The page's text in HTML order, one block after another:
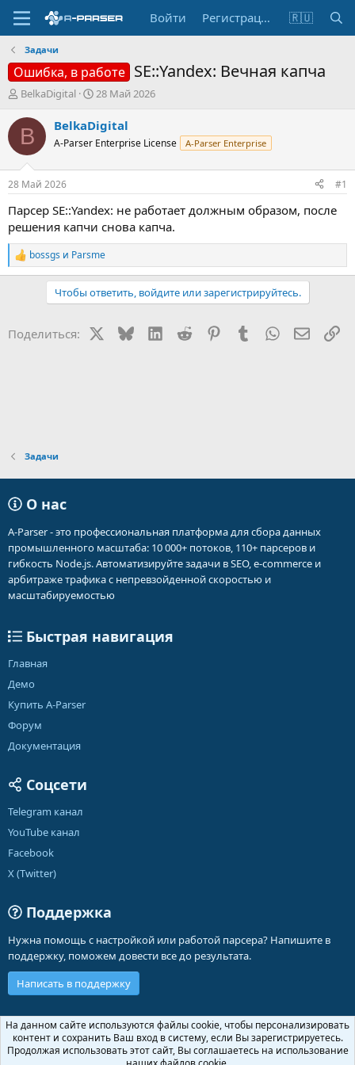
Войти Регистрация 🇷🇺
Задачи
Ошибка, в работе SE::Yandex: Вечная капча
А
т
о
т
е
м
ы
BelkaDigital
Д
т
н
а
л
28 Май 2026
B BelkaDigital
A-Parser Enterprise License A-Parser Enterprise
28 Май 2026 #1
Парсер SE::Yandex: не работает должным образом, после
решения капчи снова капча.
Р
е
и
bossgs и Parsme
Чтобы ответить, войдите или зарегистрируйтесь.
Поделиться: BlueskyLinkedIn
Reddit PinterestTumblr WhatsApp
Задачи
О нас
A-Parser - это профессиональная платформа для сбора данных
промышленного масштаба: 10 000+ потоков, 110+ парсеров и
гибкость Node.js. Автоматизируйте задачи в SEO, e-commerce и
арбитраже трафика с непревзойденной скоростью и
масштабируемостью
Быстрая навигация
Главная
Демо
Купить A-Parser
Форум
Документация
Соцсети
Telegram канал
YouTube канал
Facebook
X (Twitter)
Поддержка
Нужна помощь с настройкой или работой парсера? Напишите в
поддержку, поможем довести все до результата.
Написать в поддержку
Russian (RU)
Обратная связь
Условия и правила
Политика конфиденциальности
Помощь
На данном сайте используются файлы cookie, чтобы персонализировать
контент и сохранить Ваш вход в систему, если Вы зарегистрируетесь.
Продолжая использовать этот сайт, Вы соглашаетесь на использование